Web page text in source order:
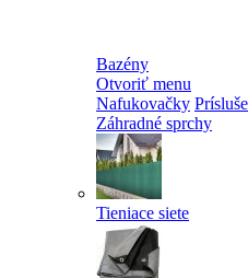
Bazény
Otvoriť menu
Nafukovačky
Záhradné sprchy
Tieniace siete